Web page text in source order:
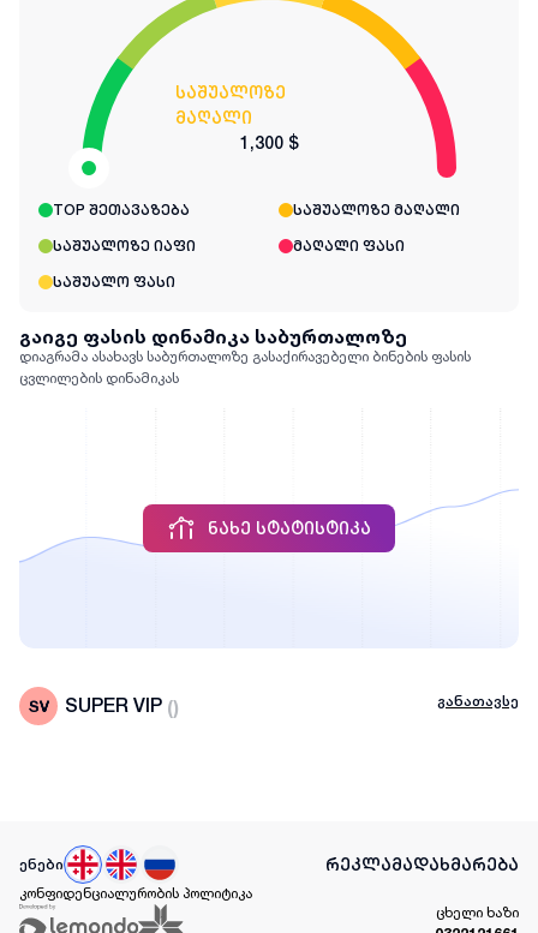
საშუალოზე
მაღალი
1,300 $
TOP შეთავაზება საშუალოზე მაღალი
საშუალოზე იაფი მაღალი ფასი
საშუალო ფასი
გაიგე ფასის დინამიკა საბურთალოზე
დიაგრამა ასახავს საბურთალოზე გასაქირავებელი ბინების ფასის
ცვლილების დინამიკას
ᲜᲐᲮᲔ ᲡᲢᲐᲢᲘᲡᲢᲘᲙᲐ
SUPER VIP () განათავსე
ენები რეკლამადახმარება
კონფიდენციალურობის პოლიტიკა
ცხელი ხაზი